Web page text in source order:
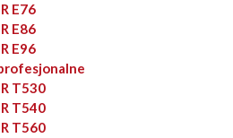
E76
E86
E96
T530
T540
T560